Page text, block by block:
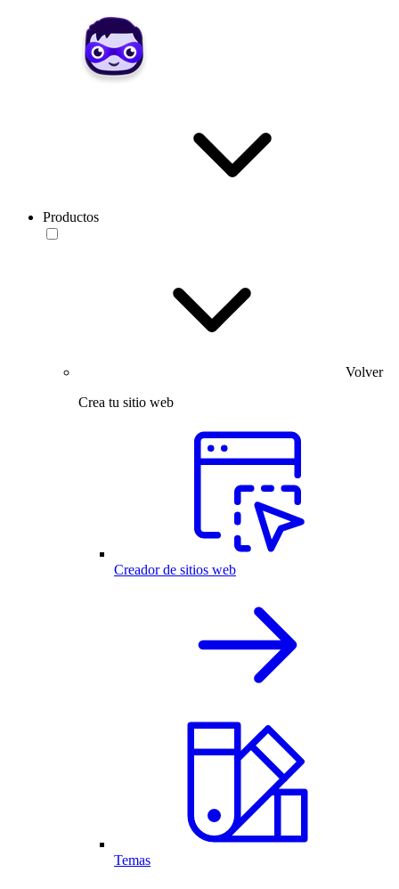
Productos
Volver
Crea tu sitio web
Creador de sitios web
Temas